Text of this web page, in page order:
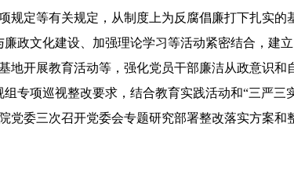
定等有关规定，从制度上为反腐倡廉打下扎实的
文化建设、加强理论学习等活动紧密结合，建立
开展教育活动等，强化党员干部廉洁从政意识和
项巡视整改要求，结合教育实践活动和“三严三
党委三次召开党委会专题研究部署整改落实方案